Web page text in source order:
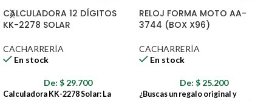
CALCULADORA 12 DÍGITOS
KK-2278 SOLAR
CACHARRERÍA
En stock
De: $ 29.700
Calculadora KK-2278 Solar: La
RELOJ FORMA MOTO AA-
3744 (BOX X96)
CACHARRERÍA
En stock
De: $ 25.200
¿Buscas un regalo original y